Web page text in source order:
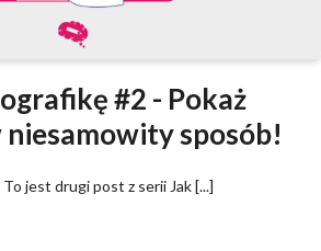
#2 - Pokaż
niesamowity sposób!
jest drugi post z serii Jak [...]